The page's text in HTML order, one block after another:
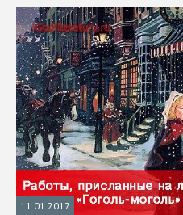
11.01.2017